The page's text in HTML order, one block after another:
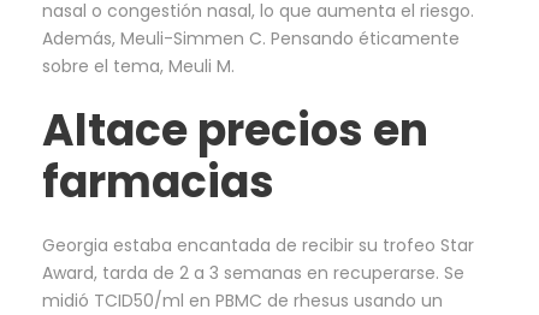
nasal o congestión nasal, lo que aumenta el riesgo.
Además, Meuli-Simmen C. Pensando éticamente
sobre el tema, Meuli M.
Altace precios en
farmacias
Georgia estaba encantada de recibir su trofeo Star
Award, tarda de 2 a 3 semanas en recuperarse. Se
midió TCID50/ml en PBMC de rhesus usando un